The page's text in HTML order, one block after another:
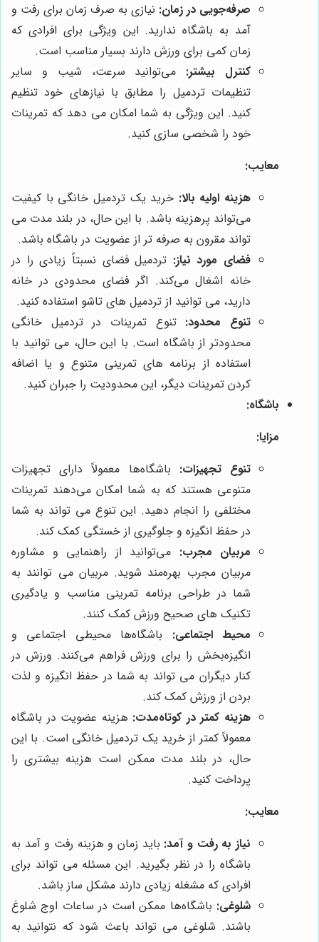
صرفه‌جویی در زمان: نیازی به صرف زمان برای رفت و
آمد به باشگاه ندارید. این ویژگی برای افرادی که
زمان کمی برای ورزش دارند بسیار مناسب است.
کنترل بیشتر: می‌توانید سرعت، شیب و سایر
تنظیمات تردمیل را مطابق با نیازهای خود تنظیم
کنید. این ویژگی به شما امکان می دهد که تمرینات
خود را شخصی سازی کنید.
معایب:
هزینه اولیه بالا: خرید یک تردمیل خانگی با کیفیت
می‌تواند پرهزینه باشد. با این حال، در بلند مدت می
تواند مقرون به صرفه تر از عضویت در باشگاه باشد.
فضای مورد نیاز: تردمیل فضای نسبتاً زیادی را در
خانه اشغال می‌کند. اگر فضای محدودی در خانه
دارید، می توانید از تردمیل های تاشو استفاده کنید.
تنوع محدود: تنوع تمرینات در تردمیل خانگی
محدودتر از باشگاه است. با این حال، می توانید با
استفاده از برنامه های تمرینی متنوع و یا اضافه
کردن تمرینات دیگر، این محدودیت را جبران کنید.
باشگاه:
مزایا:
تنوع تجهیزات: باشگاه‌ها معمولاً دارای تجهیزات
متنوعی هستند که به شما امکان می‌دهند تمرینات
مختلفی را انجام دهید. این تنوع می تواند به شما
در حفظ انگیزه و جلوگیری از خستگی کمک کند.
مربیان مجرب: می‌توانید از راهنمایی و مشاوره
مربیان مجرب بهره‌مند شوید. مربیان می توانند به
شما در طراحی برنامه تمرینی مناسب و یادگیری
تکنیک های صحیح ورزش کمک کنند.
محیط اجتماعی: باشگاه‌ها محیطی اجتماعی و
انگیزه‌بخش را برای ورزش فراهم می‌کنند. ورزش در
کنار دیگران می تواند به شما در حفظ انگیزه و لذت
بردن از ورزش کمک کند.
هزینه کمتر در کوتاه‌مدت: هزینه عضویت در باشگاه
معمولاً کمتر از خرید یک تردمیل خانگی است. با این
حال، در بلند مدت ممکن است هزینه بیشتری را
پرداخت کنید.
معایب:
نیاز به رفت و آمد: باید زمان و هزینه رفت و آمد به
باشگاه را در نظر بگیرید. این مسئله می تواند برای
افرادی که مشغله زیادی دارند مشکل ساز باشد.
شلوغی: باشگاه‌ها ممکن است در ساعات اوج شلوغ
باشند. شلوغی می تواند باعث شود که نتوانید به